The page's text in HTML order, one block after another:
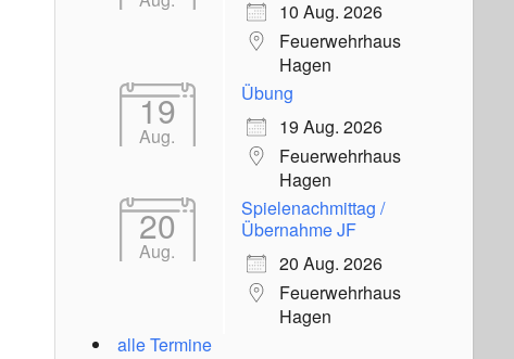
10 Aug. 2026
Feuerwehrhaus
Hagen
19
Aug.
Übung
19 Aug. 2026
Feuerwehrhaus
Hagen
20
Aug.
Spielenachmittag /
Übernahme JF
20 Aug. 2026
Feuerwehrhaus
Hagen
alle Termine